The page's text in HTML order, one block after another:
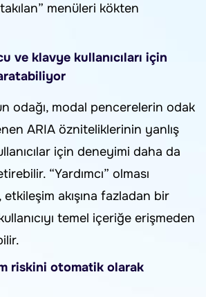
menüleri kökten
ve klavye kullanıcıları için
odağı, modal pencerelerin odak
ARIA özniteliklerinin yanlış
için deneyimi daha da
“Yardımcı” olması
akışına fazladan bir
temel içeriğe erişmeden
riskini otomatik olarak